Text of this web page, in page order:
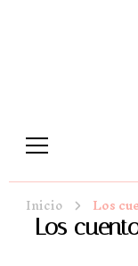
Inicio Los
Los